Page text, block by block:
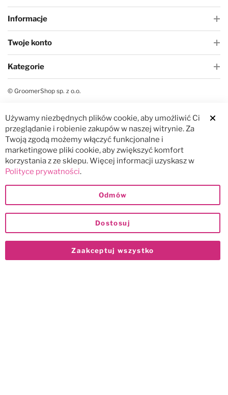
Informacje
Twoje konto
Kategorie
© GroomerShop sp. z o.o.
Używamy niezbędnych plików cookie, aby umożliwić Ci
przeglądanie i robienie zakupów w naszej witrynie. Za
Twoją zgodą możemy włączyć funkcjonalne i
marketingowe pliki cookie, aby zwiększyć komfort
korzystania z ze sklepu. Więcej informacji uzyskasz w
Polityce prywatności.
Zaakceptuj wszystko
Dostosuj
Odmów